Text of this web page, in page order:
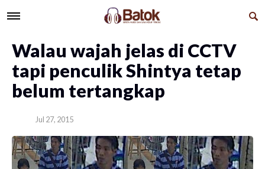
Walau wajah jelas di CCTV
tapi penculik Shintya tetap
belum tertangkap
Jul 27, 2015